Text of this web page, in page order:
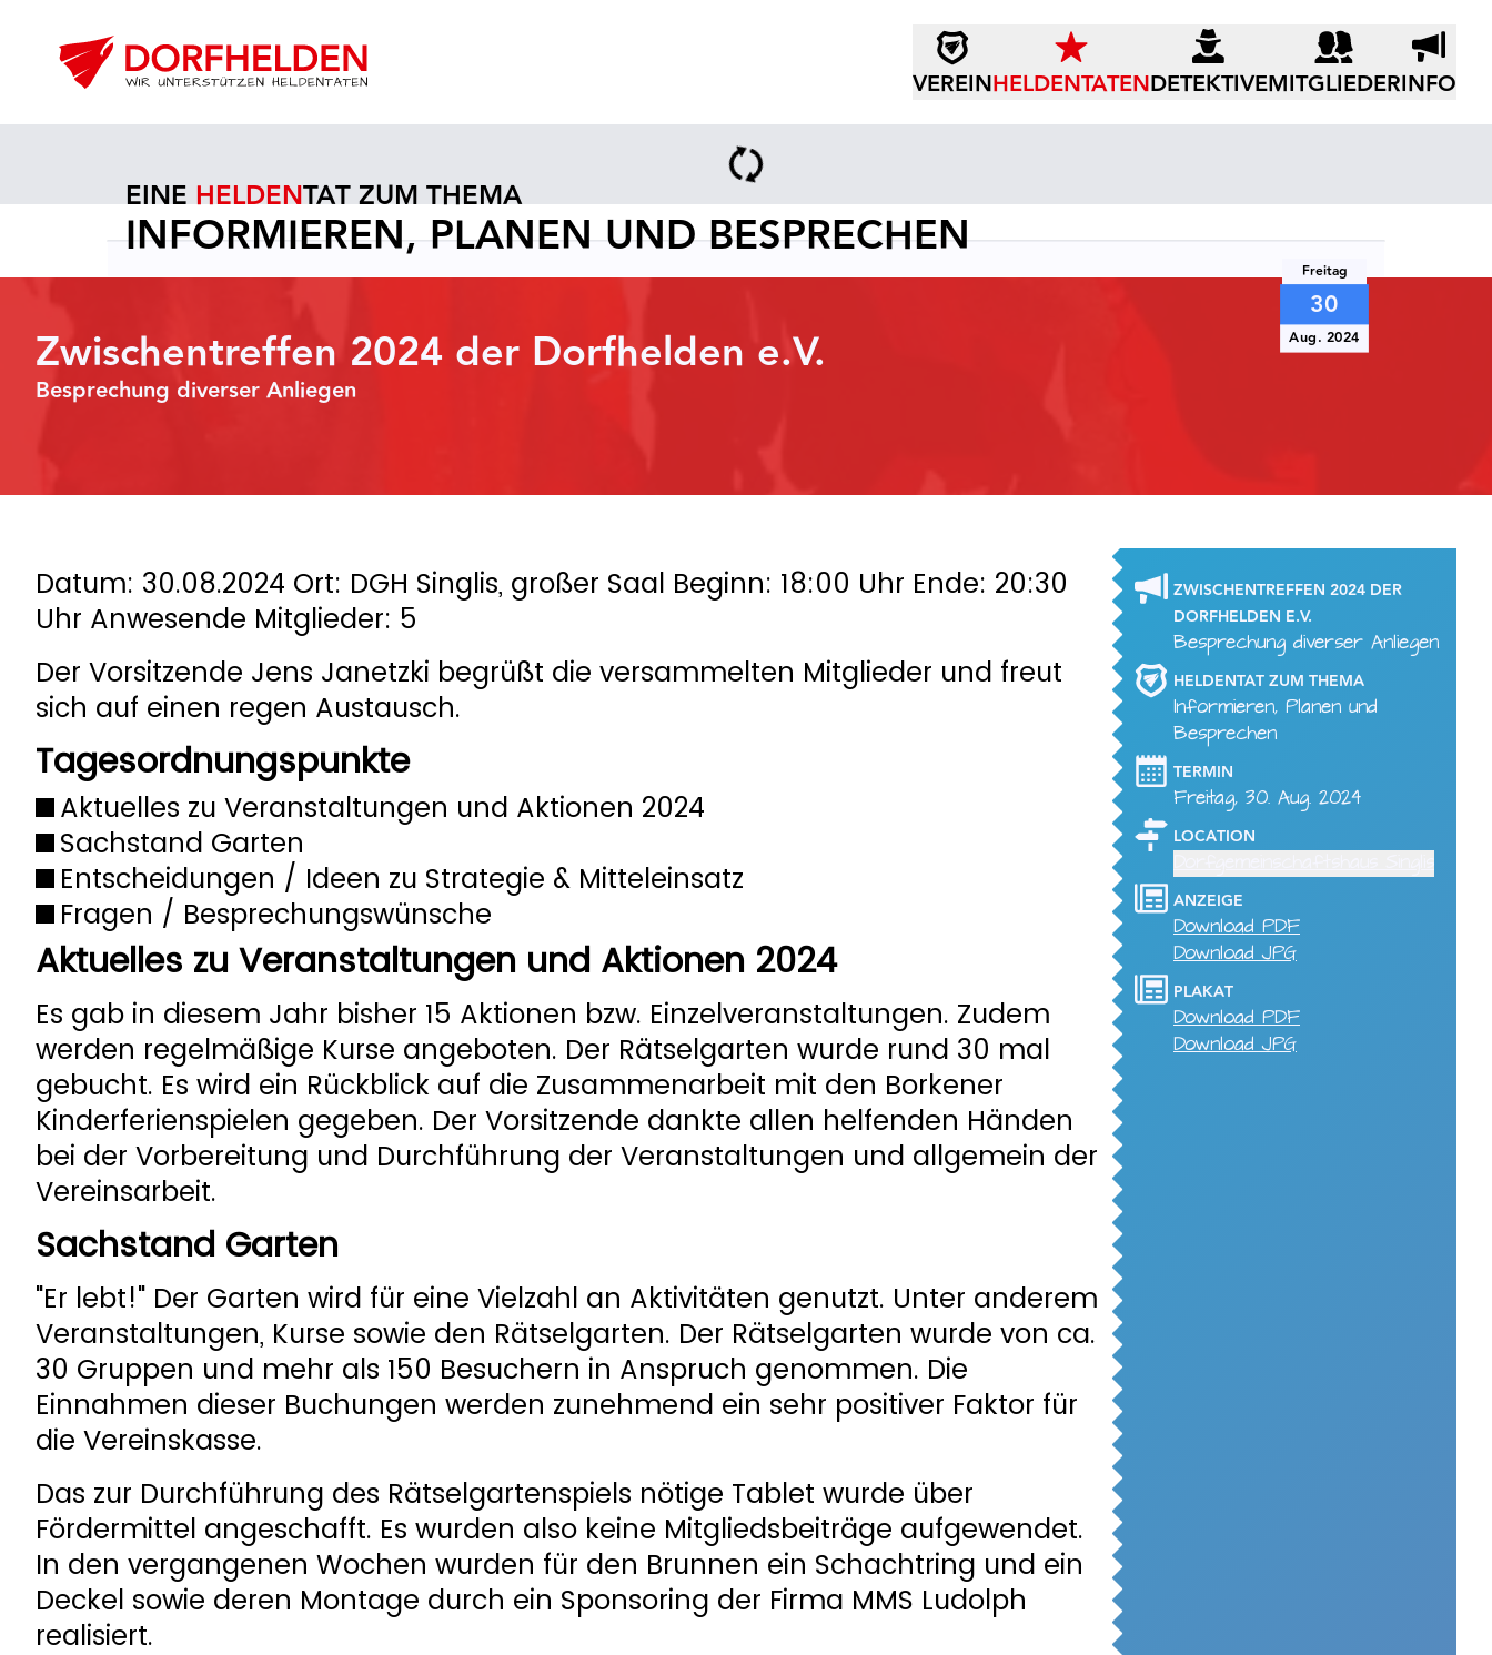
VEREINHELDENTATENDETEKTIVEMITGLIEDERINFO
EINEHELDENTAT ZUM THEMA
INFORMIEREN, PLANEN UND BESPRECHEN
Freitag
30
Aug. 2024
Zwischentreffen 2024 der Dorfhelden e.V.
Besprechung diverser Anliegen
Datum: 30.08.2024 Ort: DGH Singlis, großer Saal Beginn: 18:00 Uhr Ende: 20:30
Uhr Anwesende Mitglieder: 5
Der Vorsitzende Jens Janetzki begrüßt die versammelten Mitglieder und freut
sich auf einen regen Austausch.
Tagesordnungspunkte
Aktuelles zu Veranstaltungen und Aktionen 2024
Sachstand Garten
Entscheidungen / Ideen zu Strategie & Mitteleinsatz
Fragen / Besprechungswünsche
Aktuelles zu Veranstaltungen und Aktionen 2024
Es gab in diesem Jahr bisher 15 Aktionen bzw. Einzelveranstaltungen. Zudem
werden regelmäßige Kurse angeboten. Der Rätselgarten wurde rund 30 mal
gebucht. Es wird ein Rückblick auf die Zusammenarbeit mit den Borkener
Kinderferienspielen gegeben. Der Vorsitzende dankte allen helfenden Händen
bei der Vorbereitung und Durchführung der Veranstaltungen und allgemein der
Vereinsarbeit.
Sachstand Garten
"Er lebt!" Der Garten wird für eine Vielzahl an Aktivitäten genutzt. Unter anderem
Veranstaltungen, Kurse sowie den Rätselgarten. Der Rätselgarten wurde von ca.
30 Gruppen und mehr als 150 Besuchern in Anspruch genommen. Die
Einnahmen dieser Buchungen werden zunehmend ein sehr positiver Faktor für
die Vereinskasse.
Das zur Durchführung des Rätselgartenspiels nötige Tablet wurde über
Fördermittel angeschafft. Es wurden also keine Mitgliedsbeiträge aufgewendet.
In den vergangenen Wochen wurden für den Brunnen ein Schachtring und ein
Deckel sowie deren Montage durch ein Sponsoring der Firma MMS Ludolph
realisiert.
ZWISCHENTREFFEN 2024 DER
DORFHELDEN E.V.
Besprechung diverser Anliegen
HELDENTAT ZUM THEMA
Informieren, Planen und
Besprechen
TERMIN
Freitag, 30. Aug. 2024
LOCATION
ANZEIGE
Download PDF
Download JPG
PLAKAT
Download PDF
Download JPG